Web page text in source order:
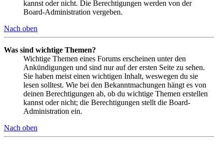
kannst oder nicht. Die Berechtigungen werden von der
Board-Administration vergeben.
Nach oben
Was sind wichtige Themen?
Wichtige Themen eines Forums erscheinen unter den
Ankündigungen und sind nur auf der ersten Seite zu sehen.
Sie haben meist einen wichtigen Inhalt, weswegen du sie
lesen solltest. Wie bei den Bekanntmachungen hängt es von
deinen Berechtigungen ab, ob du wichtige Themen erstellen
kannst oder nicht; die Berechtigungen stellt die Board-
Administration ein.
Nach oben